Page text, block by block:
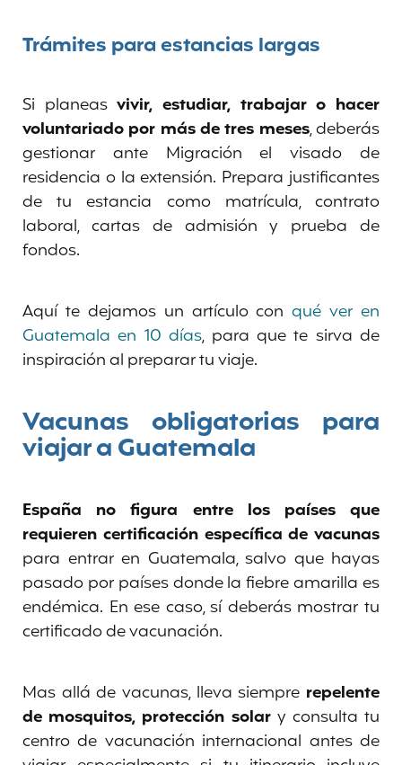
Trámites para estancias largas
Si planeasvivir, estudiar, trabajar o hacer
voluntariado por más de tres meses, deberás
gestionar ante Migración el visado de
residencia o la extensión. Prepara justificantes
de tu estancia como matrícula, contrato
laboral, cartas de admisión y prueba de
fondos.
Aquí te dejamos un artículo conqué ver en
Guatemala en 10 días, para que te sirva de
inspiración al preparar tu viaje.
Vacunas obligatorias para
viajar a Guatemala
España no figura entre los países que
requieren certificación específica de vacunas
para entrar en Guatemala, salvo que hayas
pasado por países donde la fiebre amarilla es
endémica. En ese caso, sí deberás mostrar tu
certificado de vacunación.
Mas allá de vacunas, lleva siempre repelente
de mosquitos, protección solary consulta tu
centro de vacunación internacional antes de